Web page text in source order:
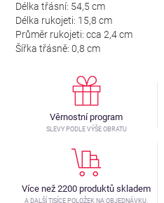
Délka třásní: 54,5 cm
Délka rukojeti: 15,8 cm
Průměr rukojeti: cca 2,4 cm
Šířka třásně: 0,8 cm
Věrnostní program
SLEVY PODLE VÝŠE OBRATU
Více než 2200 produktů skladem
A DALŠÍ TISÍCE POLOŽEK NA OBJEDNÁVKU.